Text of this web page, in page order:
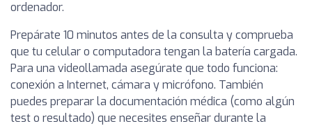
ordenador.
Prepárate 10 minutos antes de la consulta y comprueba
que tu celular o computadora tengan la batería cargada.
Para una videollamada asegúrate que todo funciona:
conexión a Internet, cámara y micrófono. También
puedes preparar la documentación médica (como algún
test o resultado) que necesites enseñar durante la